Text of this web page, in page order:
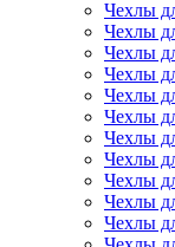
Чехлы
Чехлы
Чехлы
Чехлы
Чехлы
Чехлы
Чехлы
Чехлы
Чехлы
Чехлы
Чехлы